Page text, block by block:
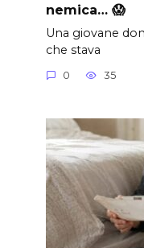
nemica… 😱
Una giovane
che stava
0 35